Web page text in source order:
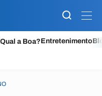
Qual a Boa?Entretenimento